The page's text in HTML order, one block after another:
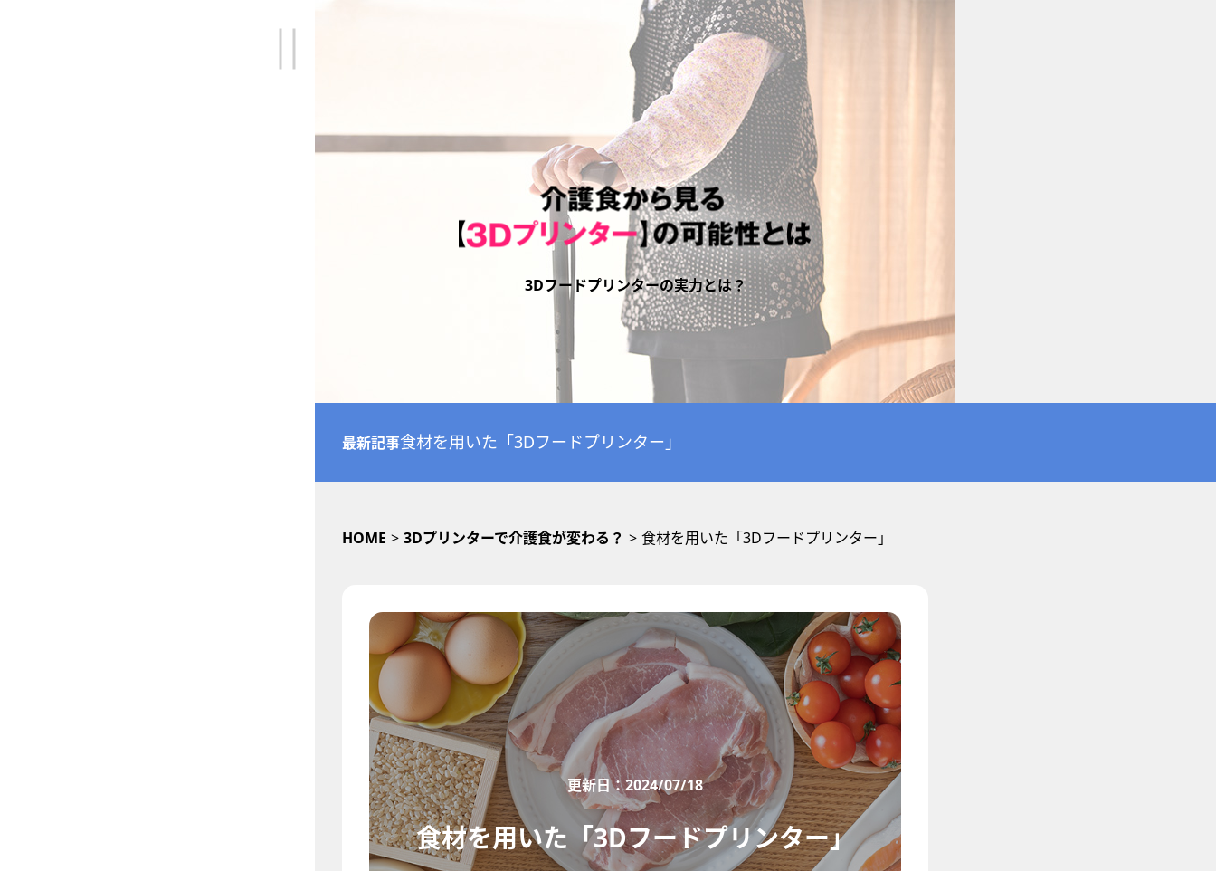
3Dフードプリンターの実力とは？
最新記事食材を用いた「3Dフードプリンター」
HOME > 3Dプリンターで介護食が変わる？ > 食材を用いた「3Dフードプリンター」
更新日：2024/07/18
食材を用いた「3Dフードプリンター」